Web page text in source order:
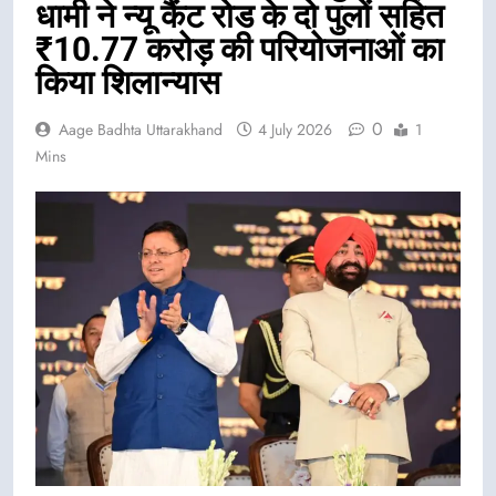
धामी ने न्यू कैंट रोड के दो पुलों सहित
₹10.77 करोड़ की परियोजनाओं का
किया शिलान्यास
Aage Badhta Uttarakhand 4 July 2026 0
1
Mins